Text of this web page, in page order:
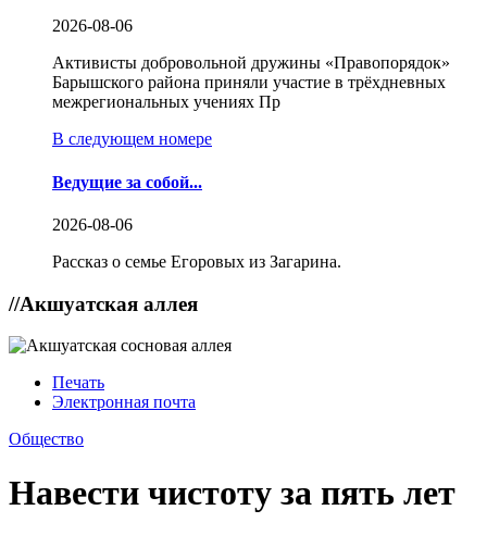
2026-08-06
Активисты добровольной дружины «Правопорядок»
Барышского района приняли участие в трёхдневных
межрегиональных учениях Пр
В следующем номере
Ведущие за собой...
2026-08-06
Рассказ о семье Егоровых из Загарина.
//Акшуатская аллея
Печать
Электронная почта
Общество
Навести чистоту за пять лет